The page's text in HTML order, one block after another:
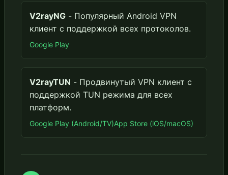
V2rayNG - Популярный Android VPN
клиент с поддержкой всех протоколов.
Google Play
V2rayTUN - Продвинутый VPN клиент с
поддержкой TUN режима для всех
платформ.
Google Play (Android/TV)App Store (iOS/macOS)